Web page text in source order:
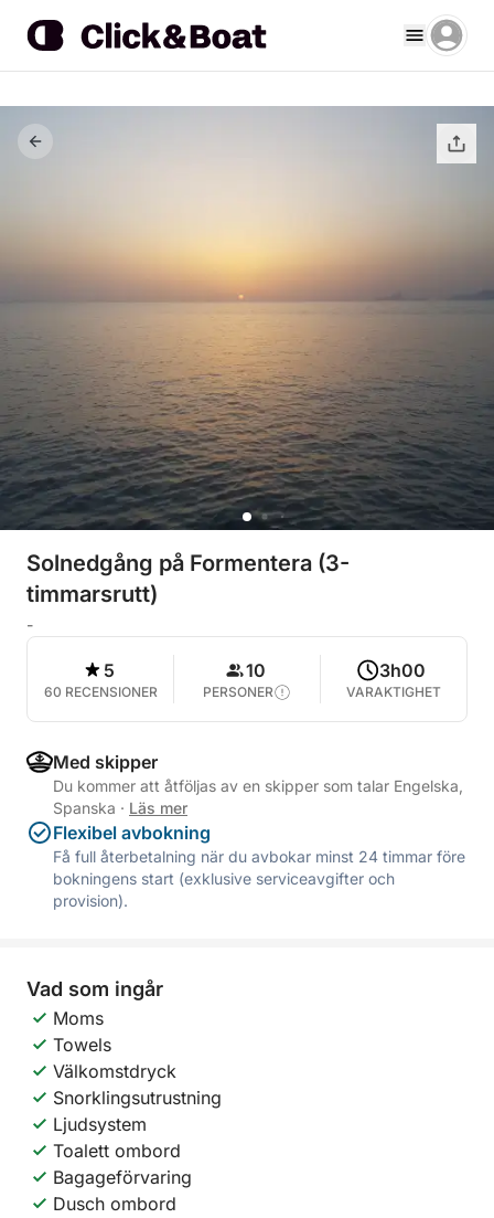
Solnedgång på Formentera (3-
timmarsrutt)
-
5
60 RECENSIONER
10
PERSONER
3h00
VARAKTIGHET
Med skipper
Du kommer att åtföljas av en skipper som talar Engelska,
Spanska · Läs mer
Flexibel avbokning
Få full återbetalning när du avbokar minst 24 timmar före
bokningens start (exklusive serviceavgifter och
provision).
Vad som ingår
Moms
Towels
Välkomstdryck
Snorklingsutrustning
Ljudsystem
Toalett ombord
Bagageförvaring
Dusch ombord